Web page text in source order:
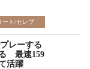
ート/セレブ
レーする
最速159
活躍